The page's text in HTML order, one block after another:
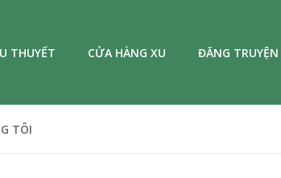
THUYẾT CỬA HÀNG XU ĐĂNG TRUYỆN
TÔI